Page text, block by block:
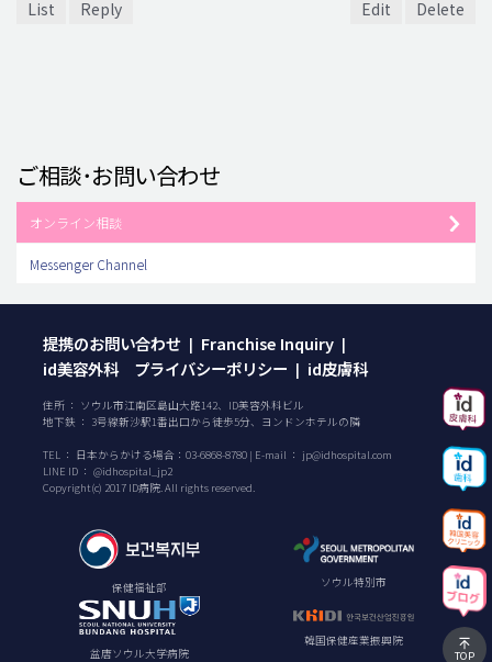
List
Reply Edit Delete
ご相談･お問い合わせ
オンライン相談
Messenger Channel
提携のお問い合わせ | Franchise Inquiry |
id美容外科 プライバシーポリシー | id皮膚科
住所 ： ソウル市江南区島山大路142、ID美容外科ビル
地下鉄 ： 3号線新沙駅1番出口から徒歩5分、ヨンドンホテルの隣
TEL ： 日本からかける場合： 03-6868-8780 | E-mail ： jp@idhospital.com
LINE ID ： @idhospital_jp2
Copyright(c) 2017 ID病院. All rights reserved.
保健福祉部 ソウル特別市
盆唐ソウル大学病院
韓国保健産業振興院
TOP